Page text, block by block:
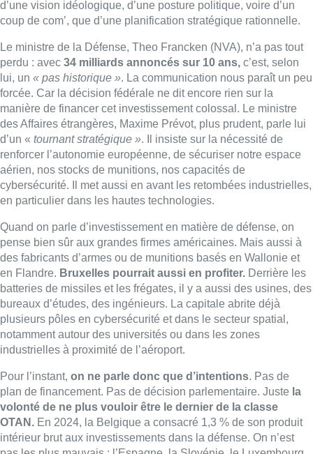
en particulier dans les hautes technologies.
Quand on parle d’investissement en matière de défense, on
pense bien sûr aux grandes firmes américaines. Mais aussi à
des fabricants d’armes ou de munitions basés en Wallonie et
en Flandre. Bruxelles pourrait aussi en profiter.
Derrière les
batteries de missiles et les frégates, il y a aussi des usines, des
bureaux d’études, des ingénieurs. La capitale abrite déjà
plusieurs pôles en cybersécurité et dans le secteur spatial,
notamment autour des universités ou dans les zones
industrielles à proximité de l’aéroport.
Pour l’instant, on ne parle donc que d’intentions . Pas de
plan de financement. Pas de décision parlementaire. Juste
volonté de ne plus vouloir être le dernier de la classe
OTAN. En 2024, la Belgique a consacré 1,3 % de son produit
intérieur brut aux investissements dans la défense. On n’est
pas les plus mauvais : l’Espagne, la Slovénie, le Luxembourg
font encore moins. Mais on fait clairement partie des cancres.
La Pologne dépasse les 4 %. La Lettonie, l’Estonie ainsi que la
Grèce dépassent les 3 %. Le point commun de tous ces pays,
c’est d’être aux confins de l’Europe et d’être plus directement
exposés à une menace extérieure. Mais les Pays-Bas,
l’Allemagne et la France sont déjà au-dessus des 2 %. Donc
oui, la Belgique est en retard.
On ne pourra pas rattraper ce retard en quelques années
seulement. Cela demande un effort sur la durée. Un effort qui
sera probablement socialement douloureux. Car il faudra
économiser ailleurs. Vouloir faire cet effort en quelques